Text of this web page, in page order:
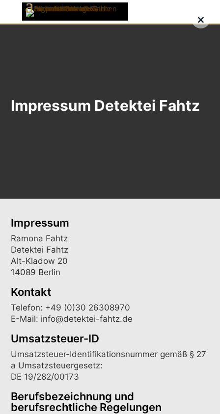
Impressum Detektei Fahtz
Impressum
Ramona Fahtz
Detektei Fahtz
Alt-Kladow 20
14089 Berlin
Kontakt
Telefon: +49 (0)30 26308970
E-Mail: info@detektei-fahtz.de
Umsatzsteuer-ID
Umsatzsteuer-Identifikationsnummer gemäß § 27
a Umsatzsteuergesetz:
DE 19/282/00173
Berufsbezeichnung und
berufsrechtliche Regelungen
×